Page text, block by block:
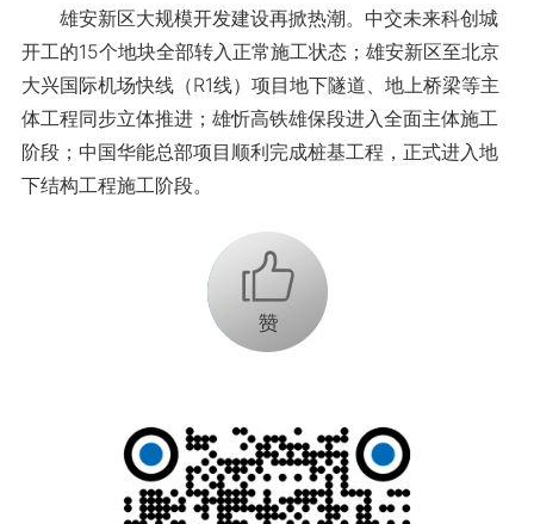
雄安新区大规模开发建设再掀热潮。中交未来科创城
开工的15个地块全部转入正常施工状态；雄安新区至北京
大兴国际机场快线（R1线）项目地下隧道、地上桥梁等主
体工程同步立体推进；雄忻高铁雄保段进入全面主体施工
阶段；中国华能总部项目顺利完成桩基工程，正式进入地
下结构工程施工阶段。
+1